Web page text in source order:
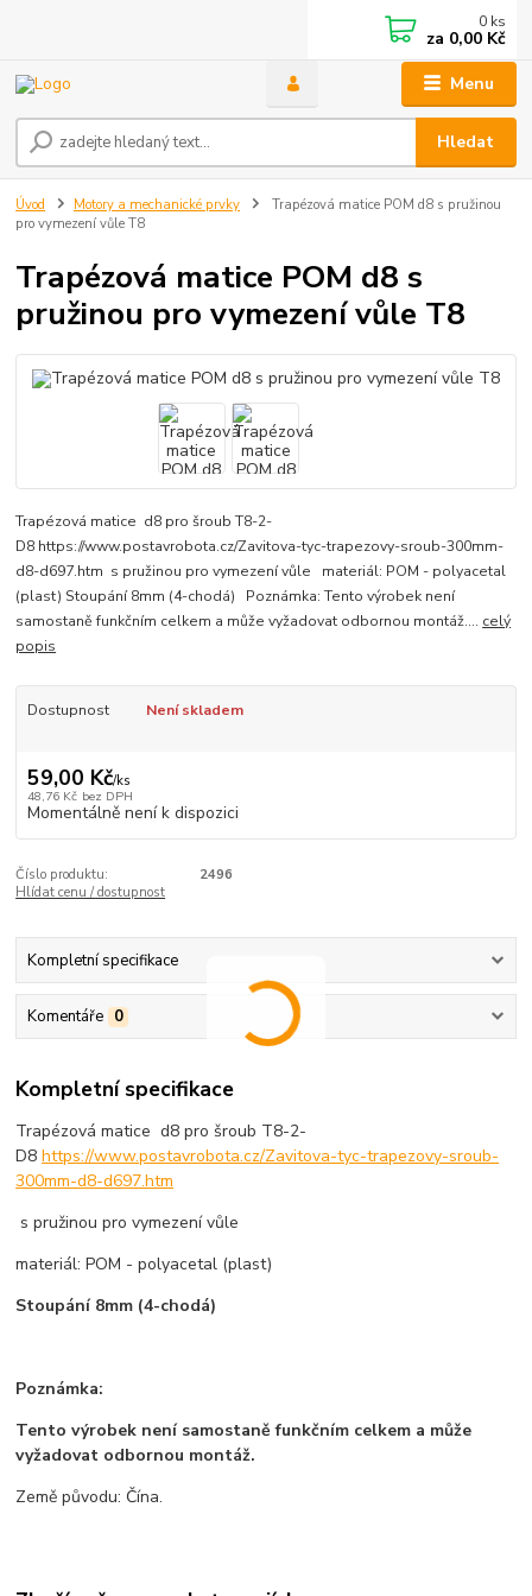
Menu
Hledat
0 ks
za 0,00 Kč
Úvod Motory a mechanické prvky
Trapézová matice POM d8 s pružinou
pro vymezení vůle T8
Trapézová matice POM d8 s
pružinou pro vymezení vůle T8
Trapézová matice d8 pro šroub T8-2-
D8 https://www.postavrobota.cz/Zavitova-tyc-trapezovy-sroub-300mm-
d8-d697.htm s pružinou pro vymezení vůle materiál: POM - polyacetal
(plast) Stoupání 8mm (4-chodá) Poznámka: Tento výrobek není
samostaně funkčním celkem a může vyžadovat odbornou montáž.... celý
popis
Dostupnost Není skladem
59,00 Kč/ks
48,76 Kč bez DPH
Momentálně není k dispozici
Číslo produktu:
2496
Hlídat cenu / dostupnost
Kompletní specifikace
Komentáře 0
Kompletní specifikace
Trapézová matice d8 pro šroub T8-2-
D8https://www.postavrobota.cz/Zavitova-tyc-trapezovy-sroub-
300mm-d8-d697.htm
s pružinou pro vymezení vůle
materiál: POM - polyacetal (plast)
Stoupání 8mm (4-chodá)
Poznámka:
Tento výrobek není samostaně funkčním celkem a může
vyžadovat odbornou montáž.
Země původu: Čína.